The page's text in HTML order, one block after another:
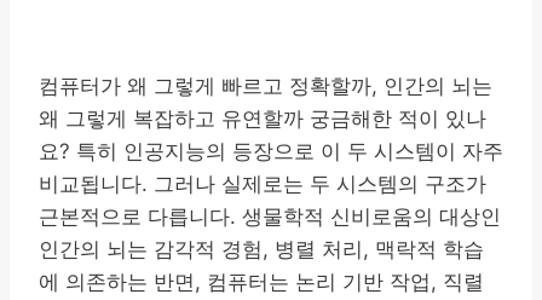
컴퓨터가 왜 그렇게 빠르고 정확할까, 인간의 뇌는
왜 그렇게 복잡하고 유연할까 궁금해한 적이 있나
요? 특히 인공지능의 등장으로 이 두 시스템이 자주
비교됩니다. 그러나 실제로는 두 시스템의 구조가
근본적으로 다릅니다. 생물학적 신비로움의 대상인
인간의 뇌는 감각적 경험, 병렬 처리, 맥락적 학습
에 의존하는 반면, 컴퓨터는 논리 기반 작업, 직렬